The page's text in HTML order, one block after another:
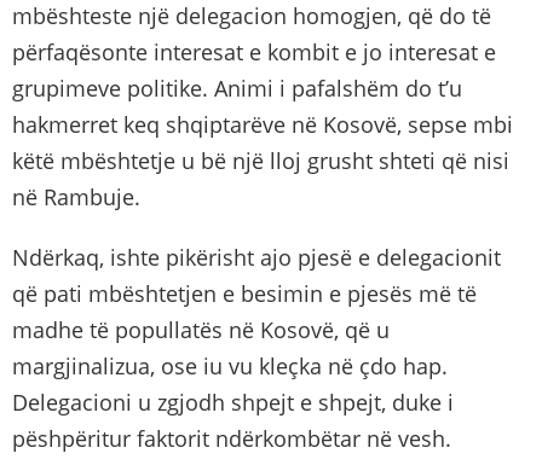
mbështeste një delegacion homogjen, që do të
përfaqësonte interesat e kombit e jo interesat e
grupimeve politike. Animi i pafalshëm do t’u
hakmerret keq shqiptarëve në Kosovë, sepse mbi
këtë mbështetje u bë një lloj grusht shteti që nisi
në Rambuje.
Ndërkaq, ishte pikërisht ajo pjesë e delegacionit
që pati mbështetjen e besimin e pjesës më të
madhe të popullatës në Kosovë, që u
margjinalizua, ose iu vu kleçka në çdo hap.
Delegacioni u zgjodh shpejt e shpejt, duke i
pëshpëritur faktorit ndërkombëtar në vesh.